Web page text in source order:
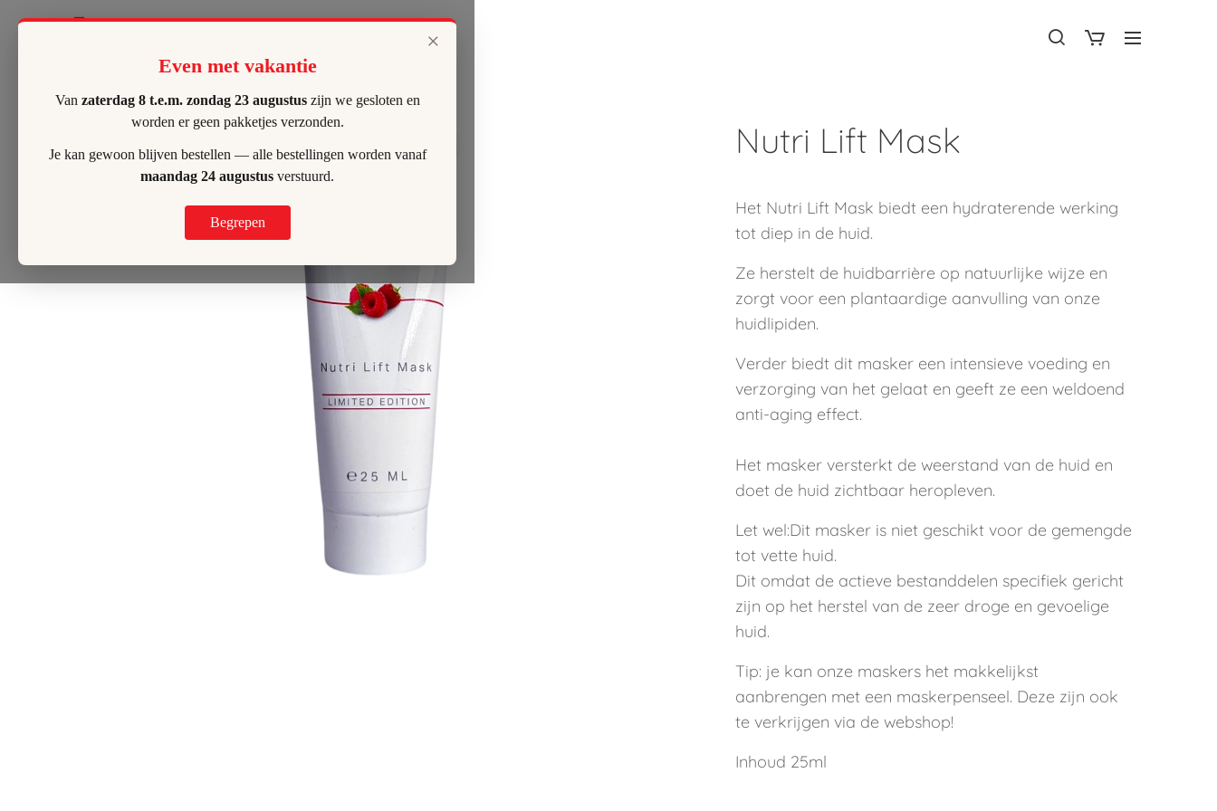
Nutri Lift Mask
Het Nutri Lift Mask biedt een hydraterende werking
tot diep in de huid.
Ze herstelt de huidbarrière op natuurlijke wijze en
zorgt voor een plantaardige aanvulling van onze
huidlipiden.
Verder biedt dit masker een intensieve voeding en
verzorging van het gelaat en geeft ze een weldoend
anti-aging effect.
Het masker versterkt de weerstand van de huid en
doet de huid zichtbaar heropleven.
Let wel:Dit masker is niet geschikt voor de gemengde
tot vette huid.
Dit omdat de actieve bestanddelen specifiek gericht
zijn op het herstel van de zeer droge en gevoelige
huid.
Tip: je kan onze maskers het makkelijkst
aanbrengen met een maskerpenseel. Deze zijn ook
te verkrijgen via de webshop!
Inhoud 25ml
×
Even met vakantie
Van zaterdag 8 t.e.m. zondag 23 augustuszijn we gesloten en
worden er geen pakketjes verzonden.
Je kan gewoon blijven bestellen — alle bestellingen worden vanaf
maandag 24 augustus verstuurd.
Begrepen